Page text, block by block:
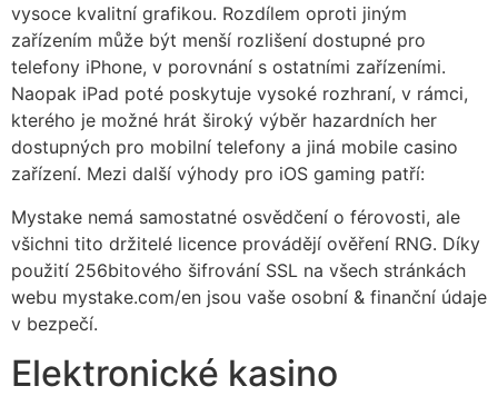
vysoce kvalitní grafikou. Rozdílem oproti jiným
zařízením může být menší rozlišení dostupné pro
telefony iPhone, v porovnání s ostatními zařízeními.
Naopak iPad poté poskytuje vysoké rozhraní, v rámci,
kterého je možné hrát široký výběr hazardních her
dostupných pro mobilní telefony a jiná mobile casino
zařízení. Mezi další výhody pro iOS gaming patří:
Mystake nemá samostatné osvědčení o férovosti, ale
všichni tito držitelé licence provádějí ověření RNG. Díky
použití 256bitového šifrování SSL na všech stránkách
webu mystake.com/en jsou vaše osobní & finanční údaje
v bezpečí.
Elektronické kasino